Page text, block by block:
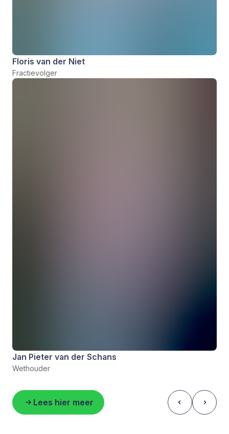
Floris van der Niet
Fractievolger
Jan Pieter van der Schans
Wethouder
Lees hier meer